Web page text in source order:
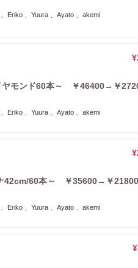
Eriko 、Yuura 、Ayato 、akemi
ヤモンド60本～ ￥46400→￥
Eriko 、Yuura 、Ayato 、akemi
42cm/60本～ ￥35600→￥
Eriko 、Yuura 、Ayato 、akemi